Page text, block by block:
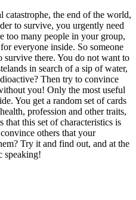
catastrophe, the end of the world,
to survive, you urgently need
too many people in your group,
everyone inside. So someone
there. You do not want to
in search of a sip of water,
Then try to convince
you! Only the most useful
You get a random set of cards
profession and other traits,
that this set of characteristics is
others that your
Try it and find out, and at the
speaking!